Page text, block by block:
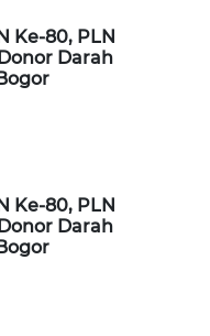
Ke-80, PLN
Darah
Ke-80, PLN
Darah